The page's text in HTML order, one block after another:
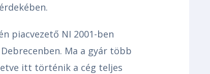
piacvezető NI 2001-ben
Ma a gyár több
itt történik a cég teljes